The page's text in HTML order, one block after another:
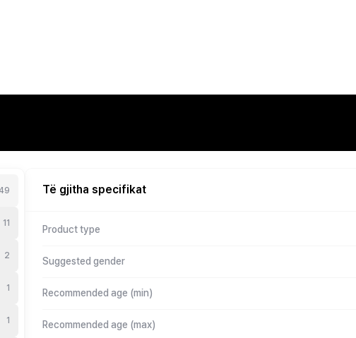
11
2
1
1
Të gjitha specifikat
Product type
Suggested gender
Recommended age (min)
Recommended age (max)